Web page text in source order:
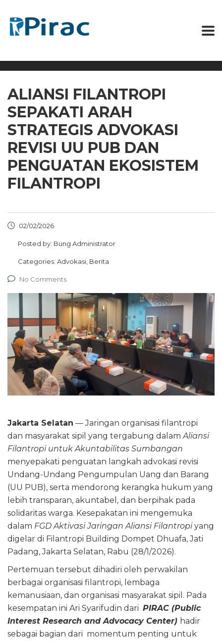
ALIANSI FILANTROPI
SEPAKATI ARAH
STRATEGIS ADVOKASI
REVISI UU PUB DAN
PENGUATAN EKOSISTEM
FILANTROPI
02/02/2026
Posted by: Bung Administrator
Categories: Advokasi, Berita
No Comments
Jakarta Selatan — Jaringan organisasi filantropi
dan masyarakat sipil yang tergabung dalamAliansi
Filantropi untuk Akuntabilitas Sumbangan
menyepakati penguatan langkah advokasi revisi
Undang-Undang Pengumpulan Uang dan Barang
(UU PUB), serta mendorong kerangka hukum yang
lebih transparan, akuntabel, dan berpihak pada
solidaritas warga. Kesepakatan ini mengemuka
dalam FGD Aktivasi Jaringan Aliansi Filantropiyang
digelar di Filantropi Building Dompet Dhuafa, Jati
Padang, Jakarta Selatan, Rabu (28/1/2026).
Pertemuan tersebut dihadiri oleh perwakilan
berbagai organisasi filantropi, lembaga
kemanusiaan, dan organisasi masyarakat sipil. Pada
kesempatan ini Ari Syarifudin dari PIRAC (Public
Interest Research and Advocacy Center) hadir
sebagai bagian dari momentum penting untuk